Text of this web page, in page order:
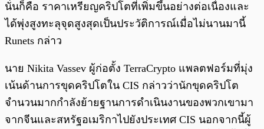
นั่นก็คือ ราคาเหรียญคริปโตที่เพิ่มขึ้นอย่างต่อเนื่องและ
ได้พุ่งสูงทะลุจุดสูงสุดเป็นประวัติการณ์เมื่อไม่นานมานี้
Runets กล่าว
นาย Nikita Vassev ผู้ก่อตั้ง TerraCrypto แพลตฟอร์มที่มุ่ง
เน้นด้านการขุดคริปโตใน CIS กล่าวว่านักขุดคริปโต
จำนวนมากกำลังย้ายฐานการดำเนินงานของพวกเขามา
จากจีนและสหรัฐอเมริกาไปยังประเทศ CIS นอกจากนี้ผู้